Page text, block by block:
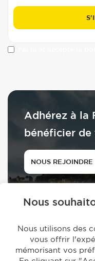
Adhérez à la
bénéficier de
NOUS REJOINDRE
©
Nous
Nous utilisons des
vous offrir
mémorisant vos